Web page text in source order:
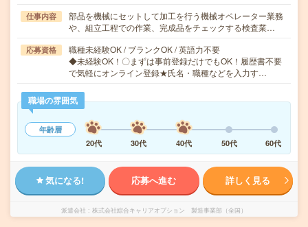
仕事内容
部品を機械にセットして加工を行う機械オペレーター業務
や、組立工程での作業、完成品をチェックする検査業…
応募資格
職種未経験OK / ブランクOK / 英語力不要
◆未経験OK！〇まずは事前登録だけでもOK！履歴書不要
で気軽にオンライン登録★氏名・職種などを入力す…
職場の雰囲気
年齢層
20代
30代 40代 50代 60代
気になる! 応募へ進む 詳しく見る
派遣会社 株式会社綜合キャリアオプション 製造事業部（全国）